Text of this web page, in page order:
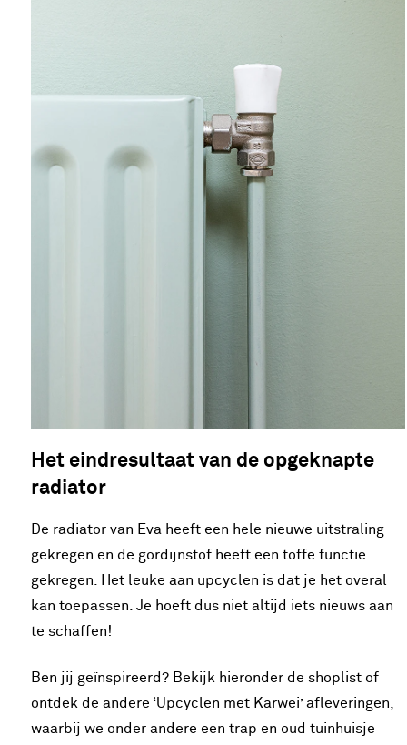
Het eindresultaat van de opgeknapte
radiator
De radiator van Eva heeft een hele nieuwe uitstraling
gekregen en de gordijnstof heeft een toffe functie
gekregen. Het leuke aan upcyclen is dat je het overal
kan toepassen. Je hoeft dus niet altijd iets nieuws aan
te schaffen!
Ben jij geïnspireerd? Bekijk hieronder de shoplist of
ontdek de andere ‘Upcyclen met Karwei’ afleveringen,
waarbij we onder andere een trap en oud tuinhuisje